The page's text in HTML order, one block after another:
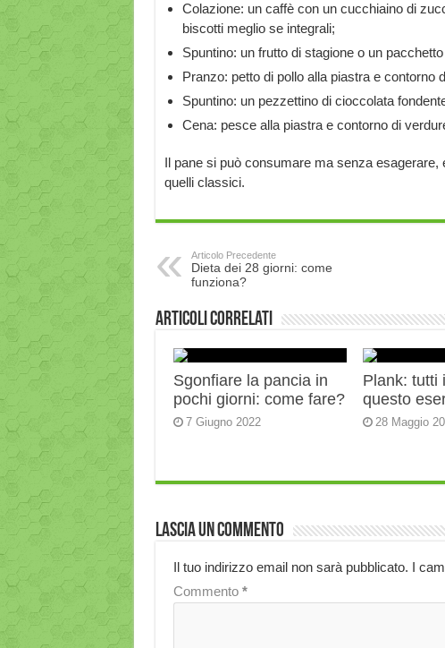
Colazione: un caffè con un cucchiaino di
biscotti meglio se integrali;
Spuntino: un frutto di stagione o un
Pranzo: petto di pollo alla piastra e contorno
Spuntino: un pezzettino di cioccolata
Cena: pesce alla piastra e contorno di
Il pane si può consumare ma senza
quelli classici.
Articolo Precedente
Dieta dei 28 giorni: come
funziona?
Articoli correlati
Sgonfiare la pancia in
pochi giorni: come fare?
7 Giugno 2022
Plank: tutti
questo
28 Maggio
Lascia un commento
Il tuo indirizzo email non sarà pubblicato. I
Commento *